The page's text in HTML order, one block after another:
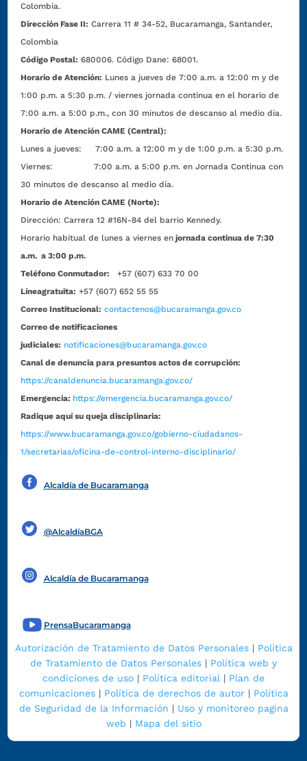
Colombia.
Dirección Fase II: Carrera 11 # 34-52, Bucaramanga, Santander,
Colombia
Código Postal: 680006. Código Dane: 68001.
Horario de Atención: Lunes a jueves de 7:00 a.m. a 12:00 m y de
1:00 p.m. a 5:30 p.m. / viernes jornada continua en el horario de
7:00 a.m. a 5:00 p.m., con 30 minutos de descanso al medio día.
Horario de Atención CAME (Central):
Lunes a jueves: 7:00 a.m. a 12:00 m y de 1:00 p.m. a 5:30 p.m.
Viernes: 7:00 a.m. a 5:00 p.m. en Jornada Continua con
30 minutos de descanso al medio día.
Horario de Atención CAME (Norte):
Dirección:Carrera 12 #16N-84 del barrio Kennedy.
Horario habitual de lunes a viernes en jornada continua de 7:30
a.m. a 3:00 p.m.
Teléfono Conmutador:
+57 (607) 633 70 00
Líneagratuita: +57 (607) 652 55 55
Correo Institucional: contactenos@bucaramanga.gov.co
Correo de notificaciones
judiciales: notificaciones@bucaramanga.gov.co
Canal de denuncia para presuntos actos de corrupción:
https://canaldenuncia.bucaramanga.gov.co/
Emergencia: https://emergencia.bucaramanga.gov.co/
Radique aquí su queja disciplinaria:
https://www.bucaramanga.gov.co/gobierno-ciudadanos-
1/secretarias/oficina-de-control-interno-disciplinario/
Alcaldía de Bucaramanga
@AlcaldíaBGA
Alcaldía de Bucaramanga
PrensaBucaramanga
Autorización de Tratamiento de Datos Personales| Política
de Tratamiento de Datos Personales | Política web y
condiciones de uso | Política editorial | Plan de
comunicaciones| Política de derechos de autor| Política
de Seguridad de la Información | Uso y monitoreo pagina
web | Mapa del sitio